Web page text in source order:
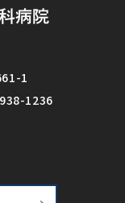
1
1236